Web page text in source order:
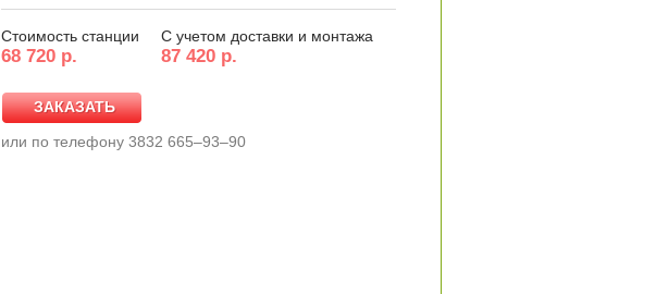
Стоимость станции С учетом доставки и монтажа
68 720 р. 87 420 р.
ЗАКАЗАТЬ
ЗАКАЗАТЬ
или по телефону 3832 665–93–90